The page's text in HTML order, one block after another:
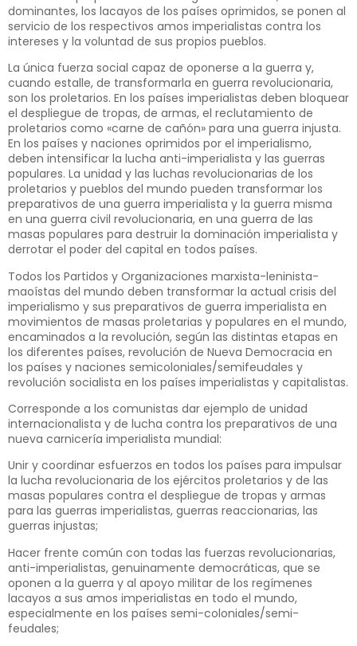
dominantes, los lacayos de los países oprimidos, se ponen al
servicio de los respectivos amos imperialistas contra los
intereses y la voluntad de sus propios pueblos.
La única fuerza social capaz de oponerse a la guerra y,
cuando estalle, de transformarla en guerra revolucionaria,
son los proletarios. En los países imperialistas deben bloquear
el despliegue de tropas, de armas, el reclutamiento de
proletarios como «carne de cañón» para una guerra injusta.
En los países y naciones oprimidos por el imperialismo,
deben intensificar la lucha anti-imperialista y las guerras
populares. La unidad y las luchas revolucionarias de los
proletarios y pueblos del mundo pueden transformar los
preparativos de una guerra imperialista y la guerra misma
en una guerra civil revolucionaria, en una guerra de las
masas populares para destruir la dominación imperialista y
derrotar el poder del capital en todos países.
Todos los Partidos y Organizaciones marxista-leninista-
maoístas del mundo deben transformar la actual crisis del
imperialismo y sus preparativos de guerra imperialista en
movimientos de masas proletarias y populares en el mundo,
encaminados a la revolución, según las distintas etapas en
los diferentes países, revolución de Nueva Democracia en
los países y naciones semicoloniales/semifeudales y
revolución socialista en los países imperialistas y capitalistas.
Corresponde a los comunistas dar ejemplo de unidad
internacionalista y de lucha contra los preparativos de una
nueva carnicería imperialista mundial:
Unir y coordinar esfuerzos en todos los países para impulsar
la lucha revolucionaria de los ejércitos proletarios y de las
masas populares contra el despliegue de tropas y armas
para las guerras imperialistas, guerras reaccionarias, las
guerras injustas;
Hacer frente común con todas las fuerzas revolucionarias,
anti-imperialistas, genuinamente democráticas, que se
oponen a la guerra y al apoyo militar de los regímenes
lacayos a sus amos imperialistas en todo el mundo,
especialmente en los países semi-coloniales/semi-
feudales;